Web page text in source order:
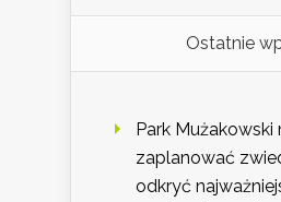
Ostatnie
Park Mużakowski
zaplanować
odkryć